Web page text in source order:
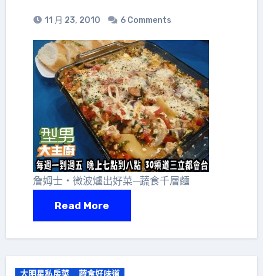
11 月 23, 2010 6 Comments
詹姆士‧微波爐出好菜─蔬食千層麵
Read More
大明星私房菜 蔬食好味道